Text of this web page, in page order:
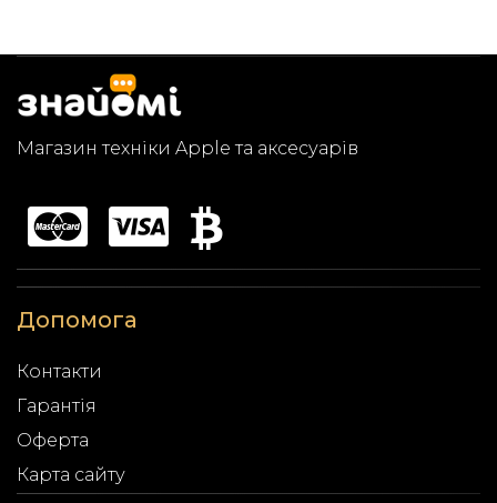
Магазин техніки Apple та аксесуарів
Допомога
Контакти
Гарантія
Оферта
Карта сайту